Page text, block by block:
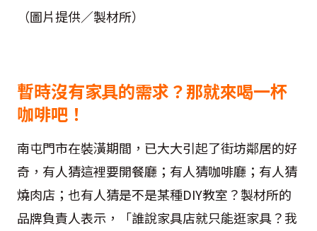
（圖片提供／製材所）
暫時沒有家具的需求？那就來喝一杯
咖啡吧！
南屯門市在裝潢期間，已大大引起了街坊鄰居的好
奇，有人猜這裡要開餐廳；有人猜咖啡廳；有人猜
燒肉店；也有人猜是不是某種DIY教室？製材所的
品牌負責人表示，「誰說家具店就只能逛家具？我